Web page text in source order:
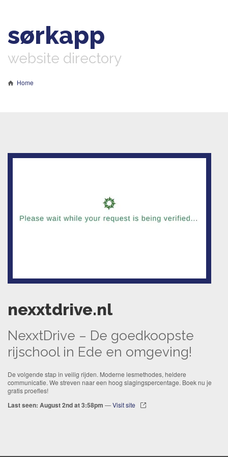
sørkapp
website directory
Home
nexxtdrive.nl
NexxtDrive – De goedkoopste
rijschool in Ede en omgeving!
De volgende stap in veilig rijden. Moderne lesmethodes, heldere
communicatie. We streven naar een hoog slagingspercentage. Boek nu je
gratis proefles!
Last seen: August 2nd at 3:58pm —Visit site